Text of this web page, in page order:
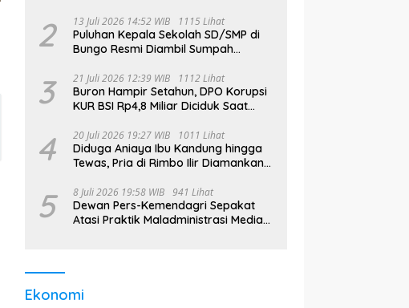
2 13 Juli 2026 14:52 WIB 1115 Lihat
Puluhan Kepala Sekolah SD/SMP di
Bungo Resmi Diambil Sumpah
3 21 Juli 2026 12:39 WIB 1112 Lihat
Buron Hampir Setahun, DPO Korupsi
KUR BSI Rp4,8 Miliar Diciduk Saat
4 20 Juli 2026 19:27 WIB 1011 Lihat
Diduga Aniaya Ibu Kandung hingga
Tewas, Pria di Rimbo Ilir Diamankan
5 8 Juli 2026 19:58 WIB 941 Lihat
Dewan Pers-Kemendagri Sepakat
Atasi Praktik Maladministrasi Media
Ekonomi